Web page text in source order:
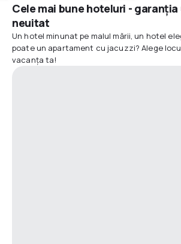
Cele mai bune hoteluri -
neuitat
Un hotel minunat pe malul mării, un hotel
poate un apartament cu jacuzzi? Alege
vacanța ta!